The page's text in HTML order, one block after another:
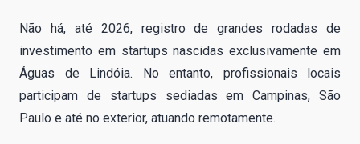
Não há, até 2026, registro de grandes rodadas de
investimento em startups nascidas exclusivamente em
Águas de Lindóia. No entanto, profissionais locais
participam de startups sediadas em Campinas, São
Paulo e até no exterior, atuando remotamente.